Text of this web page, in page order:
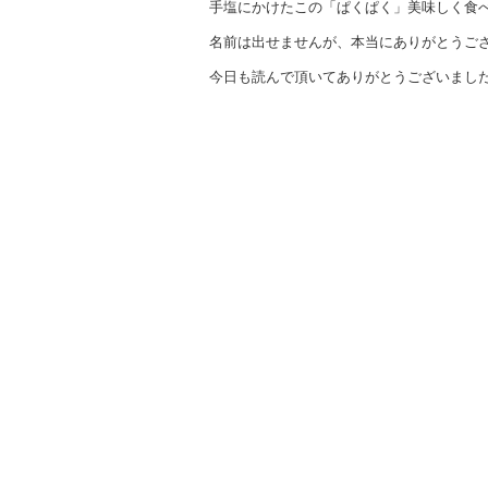
手塩にかけたこの「ぱくぱく」美味しく食
名前は出せませんが、本当にありがとうご
今日も読んで頂いてありがとうございました